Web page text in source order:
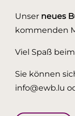
Unser neues
kommenden
Viel Spaß
Sie können
info@ewb.lu